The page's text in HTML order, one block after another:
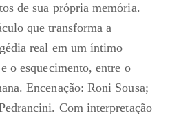
de sua própria memória.
que transforma a
real em um íntimo
o esquecimento, entre o
Encenação: Roni Sousa;
Com interpretação